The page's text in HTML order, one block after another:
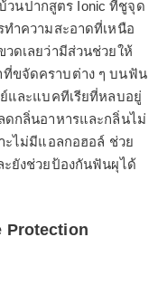
บ้วนปากสูตร Ionic ที่ชูจุด
ทำความสะอาดที่เหนือ
ดเลยว่ามีส่วนช่วยให้
ขจัดคราบต่าง ๆ บนฟัน
และแบคทีเรียที่หลบอยู่
ดกลิ่นอาหารและกลิ่นไม่
ะไม่มีแอลกอฮอล์ ช่วย
ยังช่วยป้องกันฟันผุได้
Protection